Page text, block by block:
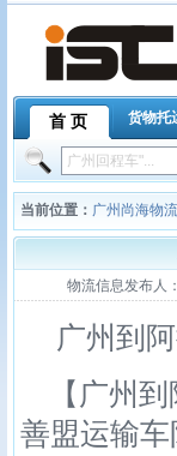
首 页 货物托
当前位置： 广州尚海物
物流信息发布人
广州到阿
【广州到
善盟运输